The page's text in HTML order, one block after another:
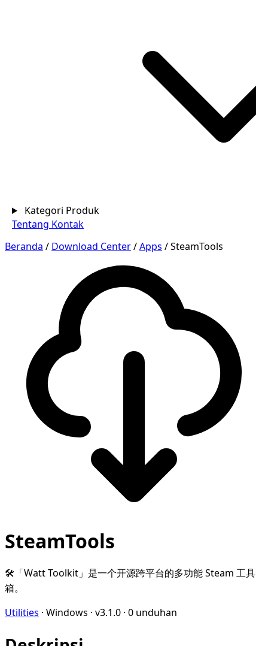
Kategori Produk
Tentang Kontak
Beranda / Download Center/Apps /SteamTools
SteamTools
🛠「Watt Toolkit」是一个开源跨平台的多功能 Steam 工具
箱。
Utilities · Windows · v3.1.0 · 0 unduhan